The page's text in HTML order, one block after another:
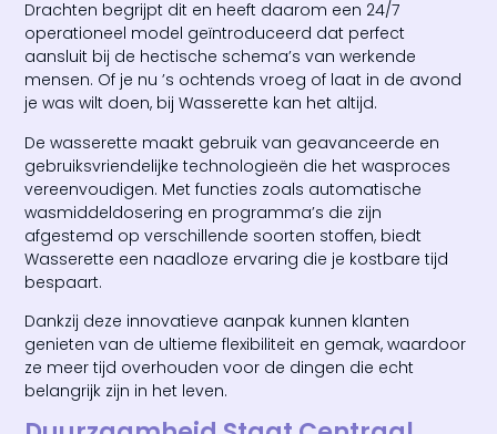
Drachten begrijpt dit en heeft daarom een 24/7
operationeel model geïntroduceerd dat perfect
aansluit bij de hectische schema’s van werkende
mensen. Of je nu ’s ochtends vroeg of laat in de avond
je was wilt doen, bij Wasserette kan het altijd.
De wasserette maakt gebruik van geavanceerde en
gebruiksvriendelijke technologieën die het wasproces
vereenvoudigen. Met functies zoals automatische
wasmiddeldosering en programma’s die zijn
afgestemd op verschillende soorten stoffen, biedt
Wasserette een naadloze ervaring die je kostbare tijd
bespaart.
Dankzij deze innovatieve aanpak kunnen klanten
genieten van de ultieme flexibiliteit en gemak, waardoor
ze meer tijd overhouden voor de dingen die echt
belangrijk zijn in het leven.